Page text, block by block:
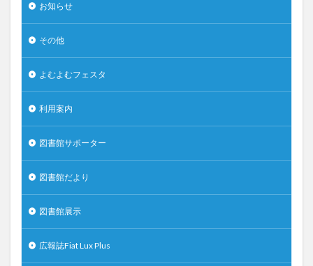
お知らせ
その他
よむよむフェスタ
利用案内
図書館サポーター
図書館だより
図書館展示
広報誌Fiat Lux Plus